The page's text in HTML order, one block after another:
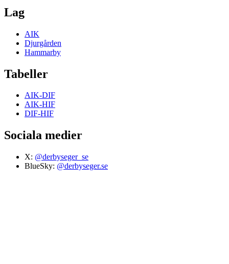
Lag
AIK
Djurgården
Hammarby
Tabeller
AIK-DIF
AIK-HIF
DIF-HIF
Sociala medier
X: @derbyseger_se
BlueSky: @derbyseger.se